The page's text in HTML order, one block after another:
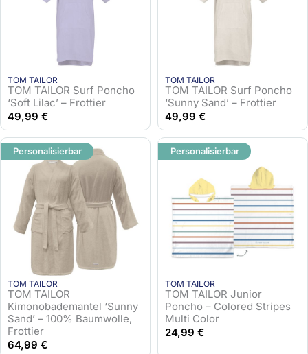
TOM TAILOR
TOM TAILOR Surf Poncho
‘Soft Lilac’ – Frottier
49,99 €
TOM TAILOR
TOM TAILOR Surf Poncho
‘Sunny Sand’ – Frottier
49,99 €
TOM TAILOR
TOM TAILOR
Kimonobademantel ‘Sunny
Sand’ – 100% Baumwolle,
Frottier
64,99 €
Personalisierbar
TOM TAILOR
TOM TAILOR Junior
Poncho – Colored Stripes
Multi Color
24,99 €
Personalisierbar